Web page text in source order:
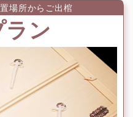
場所からご出棺
ラン